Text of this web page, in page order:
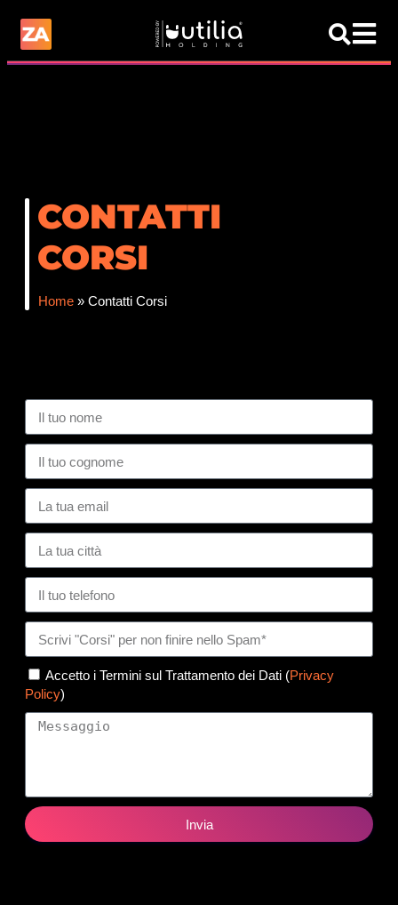
CONTATTI
CORSI
Home » Contatti Corsi
Accetto i Termini sul Trattamento dei Dati (Privacy
Policy)
Invia